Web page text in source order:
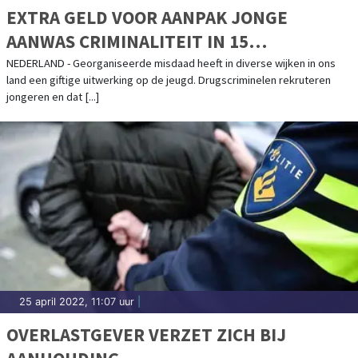
EXTRA GELD VOOR AANPAK JONGE
AANWAS CRIMINALITEIT IN 15
GEMEENTEN
NEDERLAND - Georganiseerde misdaad heeft in diverse wijken in ons
land een giftige uitwerking op de jeugd. Drugscriminelen rekruteren
jongeren en dat [...]
25 april 2022, 11:07 uur
OVERLASTGEVER VERZET ZICH BIJ